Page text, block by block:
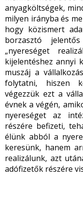
anyagköltségek,
milyen irányba és
hogy közismert
borzasztó
„nyereséget
kijelentéshez annyi
muszáj a
folytatni, hiszen
végezzük ezt a
évnek a végén,
nyereséget az
részére befizeti,
élünk abból a
keresünk, hanem
realizálunk, azt
adófizetők részére